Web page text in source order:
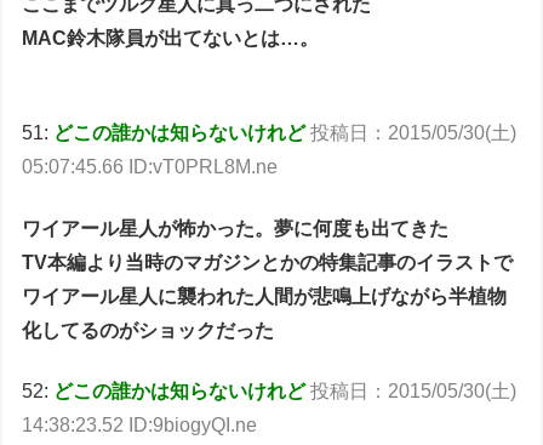
MAC鈴木隊員が出てないとは…。
51: どこの誰かは知らないけれど 投稿日：2015/05/30(土)
05:07:45.66 ID:vT0PRL8M.ne
ワイアール星人が怖かった。夢に何度も出てきた
TV本編より当時のマガジンとかの特集記事のイラストで
ワイアール星人に襲われた人間が悲鳴上げながら半植物
化してるのがショックだった
52: どこの誰かは知らないけれど 投稿日：2015/05/30(土)
14:38:23.52 ID:9biogyQI.ne